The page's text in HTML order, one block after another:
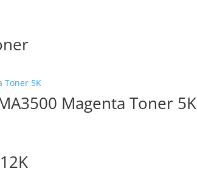
Magenta Toner 5K